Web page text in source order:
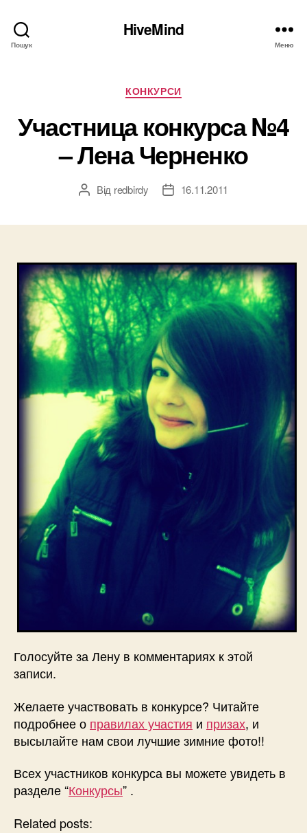
Пошук
HiveMind
Меню
Категорії
КОНКУРСИ
Участница конкурса №4
– Лена Черненко
Автор
Від redbirdy
Дата16.11.2011
Голосуйте за Лену в комментариях к этой
записи.
Желаете участвовать в конкурсе? Читайте
подробнее о правилах участия и призах, и
высылайте нам свои лучшие зимние фото!!
Всех участников конкурса вы можете увидеть в
разделе “Конкурсы” .
Related posts: